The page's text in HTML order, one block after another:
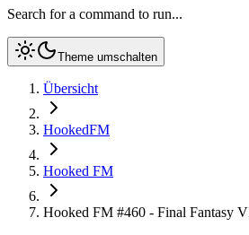
Search for a command to run...
Theme umschalten
Übersicht
HookedFM
Hooked FM
Hooked FM #460 - Final Fantasy